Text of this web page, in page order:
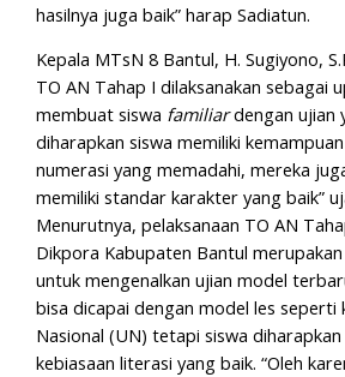
hasilnya juga baik” harap Sadiatun.
Kepala MTsN 8 Bantul, H. Sugiyono,
TO AN Tahap I dilaksanakan sebagai
membuat siswa familiardengan ujian
diharapkan siswa memiliki
numerasi yang memadahi, mereka
memiliki standar karakter yang baik”
Menurutnya, pelaksanaan TO AN
Dikpora Kabupaten Bantul
untuk mengenalkan ujian model
bisa dicapai dengan model les seperti
Nasional (UN) tetapi siswa
kebiasaan literasi yang baik. “Oleh